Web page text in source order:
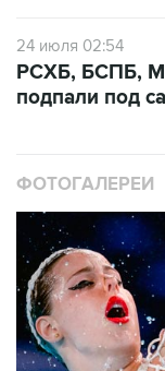
24 июля 02:54
РСХБ, БСПБ,
подпали под
ФОТОГАЛЕРЕИ